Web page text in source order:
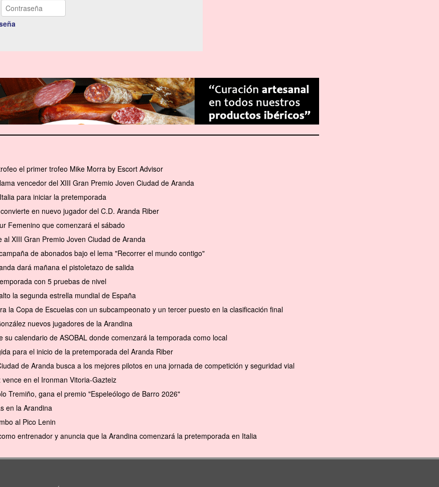
el primer trofeo Mike Morra by Escort Advisor
vencedor del XIII Gran Premio Joven Ciudad de Aranda
para iniciar la pretemporada
en nuevo jugador del C.D. Aranda Riber
Femenino que comenzará el sábado
al XIII Gran Premio Joven Ciudad de Aranda
de abonados bajo el lema "Recorrer el mundo contigo"
dará mañana el pistoletazo de salida
con 5 pruebas de nivel
la segunda estrella mundial de España
la Copa de Escuelas con un subcampeonato y un tercer puesto en la clasificación final
nuevos jugadores de la Arandina
su calendario de ASOBAL donde comenzará la temporada como local
para el inicio de la pretemporada del Aranda Riber
de Aranda busca a los mejores pilotos en una jornada de competición y seguridad vial
en el Ironman Vitoria-Gazteiz
Tremiño, gana el premio "Espeleólogo de Barro 2026"
en la Arandina
al Pico Lenin
entrenador y anuncia que la Arandina comenzará la pretemporada en Italia